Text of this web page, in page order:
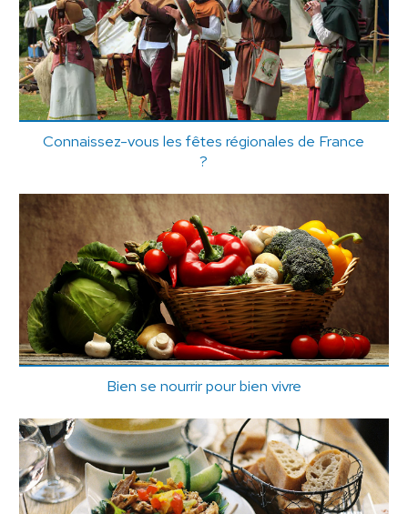
Connaissez-vous les fêtes régionales de France
?
Bien se nourrir pour bien vivre